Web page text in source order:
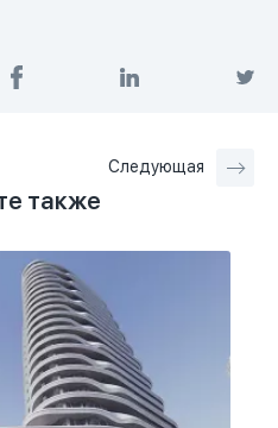
Следующая
также